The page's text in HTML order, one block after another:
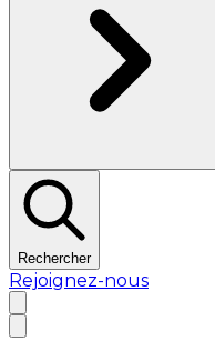
Rechercher
Rejoignez-nous